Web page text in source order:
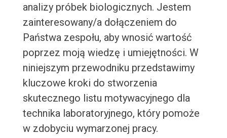
analizy próbek biologicznych. Jestem
zainteresowany/a dołączeniem do
Państwa zespołu, aby wnosić wartość
poprzez moją wiedzę i umiejętności. W
niniejszym przewodniku przedstawimy
kluczowe kroki do stworzenia
skutecznego listu motywacyjnego dla
technika laboratoryjnego, który pomoże
w zdobyciu wymarzonej pracy.